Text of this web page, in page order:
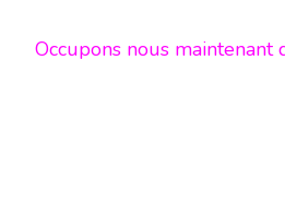
Occupons nous maintenant